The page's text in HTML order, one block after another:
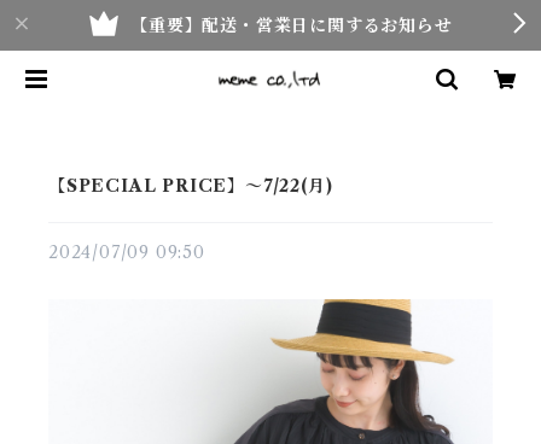
【重要】配送・営業日に関するお知らせ
【SPECIAL PRICE】〜7/22(月)
2024/07/09 09:50